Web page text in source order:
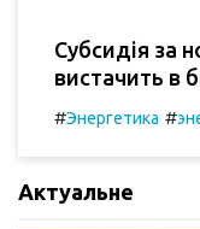
Субсидія за
вистачить в
#Энергетика #
Актуальне